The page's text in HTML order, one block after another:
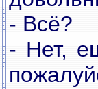
- Всё?
- Нет,